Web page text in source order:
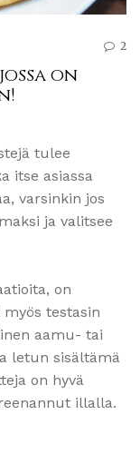
2
on
tulee
itse asiassa
varsinkin jos
ja valitsee
on
testasin
aamu- tai
letun sisältämä
on hyvä
illalla.